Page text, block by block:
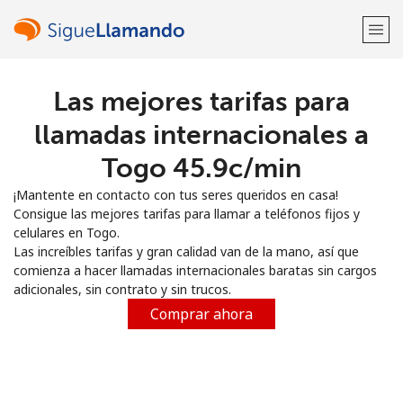
¡Bienvenido!
Regístrate con
o
Las mejores tarifas para
llamadas internacionales a
Togo ⁦45.9c⁩/min
¡Mantente en contacto con tus seres queridos en casa!
Consigue las mejores tarifas para llamar a teléfonos fijos y
celulares en Togo.
Las increíbles tarifas y gran calidad van de la mano, así que
comienza a hacer llamadas internacionales baratas sin cargos
adicionales, sin contrato y sin trucos.
Comprar ahora